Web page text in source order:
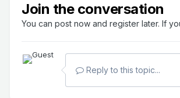
Join the conversation
You can post now and register later. If
Reply to this topic...